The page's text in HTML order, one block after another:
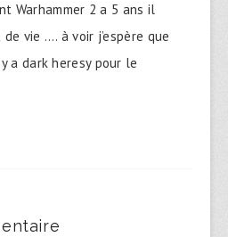
Warhammer 2 a 5 ans il
vie …. à voir j’espère que
a dark heresy pour le